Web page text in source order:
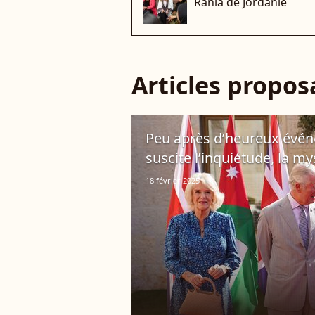
Articles
Peu après d’heureux
suscite l’inquiétude, la
18 février 2025